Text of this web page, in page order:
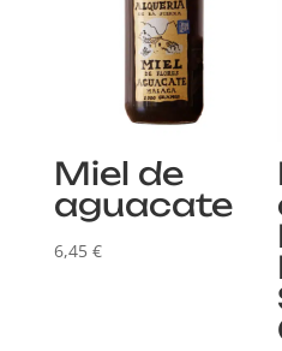
Miel de
aguacate
6,45 €